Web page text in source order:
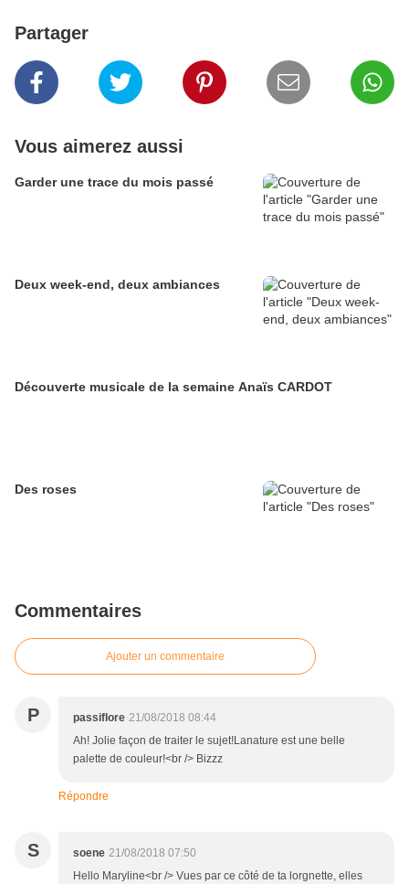
Partager
Vous aimerez aussi
Garder une trace du mois passé
Deux week-end, deux ambiances
Découverte musicale de la semaine Anaïs CARDOT
Des roses
Commentaires
Ajouter un commentaire
P passiflore 21/08/2018 08:44
Ah! Jolie façon de traiter le sujet!Lanature est une belle
palette de couleur!<br /> Bizzz
Répondre
S soene 21/08/2018 07:50
Hello Maryline<br /> Vues par ce côté de ta lorgnette, elles